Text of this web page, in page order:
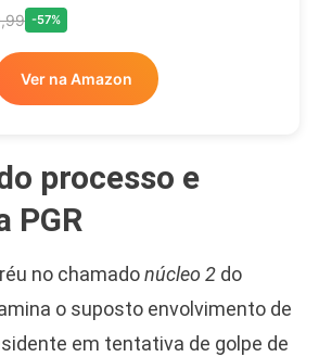
-57%
Ver na Amazon
processo e
PGR
no chamadonúcleo 2do
o suposto envolvimento de
em tentativa de golpe de